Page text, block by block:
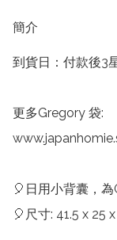
簡介
到貨日：付款後3
更多Gregory 袋:
🎈日用小背囊，
🎈尺寸: 41.5 x 25